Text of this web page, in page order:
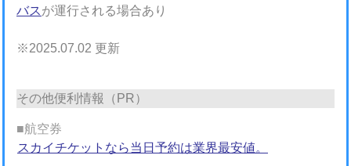
バスが運行される場合あり
※2025.07.02 更新
その他便利情報（PR）
■航空券
スカイチケットなら当日予約は業界最安値。